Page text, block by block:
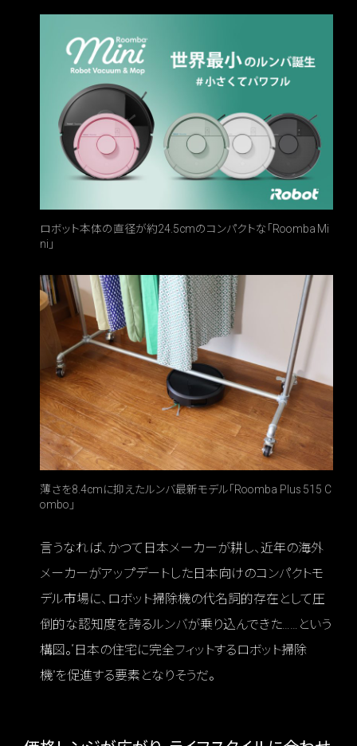
ロボット本体の直径が約24.5cmのコンパクトな「Roomba Mi
ni」
薄さを8.4cmに抑えたルンバ最新モデル「Roomba Plus 515 C
ombo」
言うなれば、かつて日本メーカーが耕し、近年の海外
メーカーがアップデートした日本向けのコンパクトモ
デル市場に、ロボット掃除機の代名詞的存在として圧
倒的な認知度を誇るルンバが乗り込んできた……という
構図。“日本の住宅に完全フィットするロボット掃除
機”を促進する要素となりそうだ。